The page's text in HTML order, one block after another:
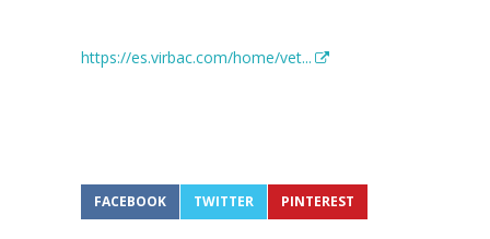
https://es.virbac.com/home/vet...
FACEBOOK TWITTER PINTEREST